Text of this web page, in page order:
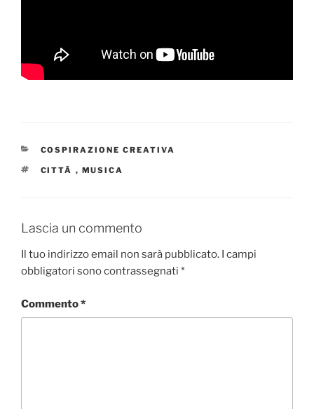
CATEGORIE
COSPIRAZIONE CREATIVA
TAG
CITTÃ , MUSICA
Lascia un commento
Il tuo indirizzo email non sarà pubblicato. I campi
obbligatori sono contrassegnati *
Commento*